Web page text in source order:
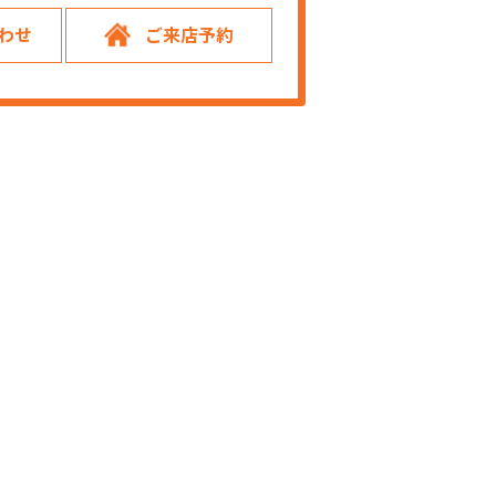
せ ご来店予約